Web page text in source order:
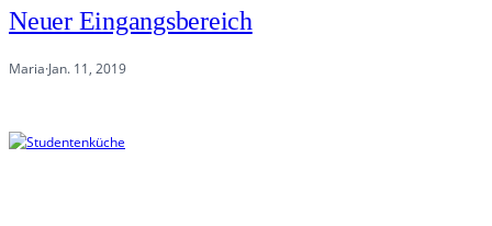
Neuer Eingangsbereich
Maria·Jan. 11, 2019